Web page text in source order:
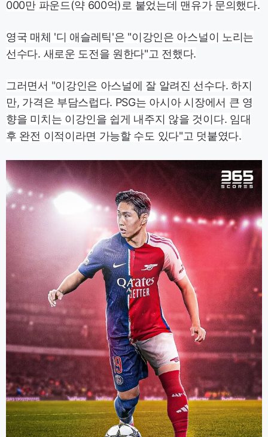
000만 파운드(약 600억)로 붙었는데 맨유가 문의했다.
영국 매체 '디 애슬레틱'은 "이강인은 아스널이 노리는
선수다. 새로운 도전을 원한다"고 전했다.
그러면서 "이강인은 아스널에 잘 알려진 선수다. 하지
만, 가격은 부담스럽다. PSG는 아시아 시장에서 큰 영
향을 미치는 이강인을 쉽게 내주지 않을 것이다. 임대
후 완전 이적이라면 가능할 수도 있다"고 덧붙였다.